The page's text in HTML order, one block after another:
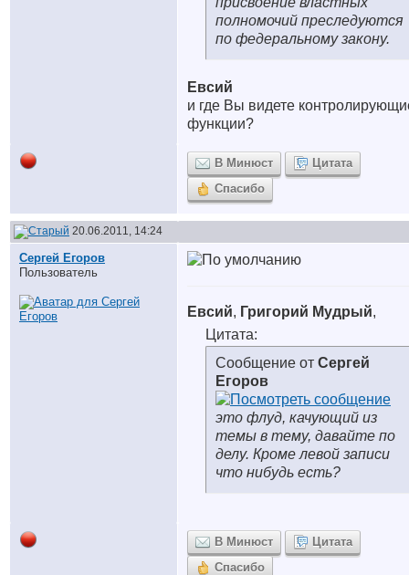
полномочий преследуются
по федеральному закону.
Евсий
и где Вы видете
функции?
В Минюст
Цитата
Спасибо
20.06.2011, 14:24
Сергей Егоров
Пользователь
Евсий, Григорий Мудрый,
Цитата:
Сообщение от Сергей
Егоров
это флуд, качующий из
темы в тему, давайте по
делу. Кроме левой записи
что нибудь есть?
В Минюст
Цитата
Спасибо